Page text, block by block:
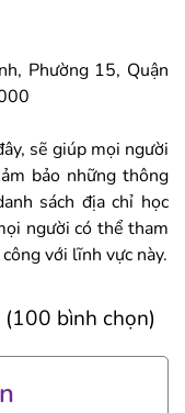
Phường 15, Quận
sẽ giúp mọi người
bảo những thông
sách địa chỉ học
người có thể tham
với lĩnh vực này.
bình chọn)